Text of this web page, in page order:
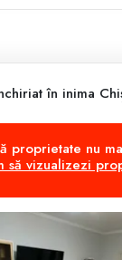
în inima
proprietate nu
să vizualizezi